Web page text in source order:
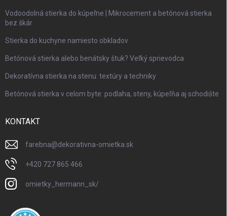
Vodoodolná stierka do kúpeľne | Mikrocement a betónová stierka
bez škár
Stierka do kuchyne namiesto obkladov
Betónová stierka alebo benátsky štuk? Veľký sprievodca
Dekoratívna stierka na stenu: textúry a techniky
Betónová stierka v celom byte: podlaha, steny, kúpeľňa aj schodište
KONTAKT
farebna@dekorativna-omietka.sk
+420 727 865 466
omietky_hermann_sk/